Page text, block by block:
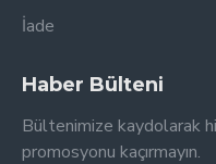
İade
Haber Bülteni
Bültenimize kaydolarak
promosyonu kaçırmayın.